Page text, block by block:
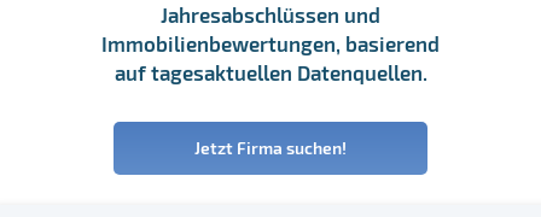
Jahresabschlüssen und
Immobilienbewertungen, basierend
auf tagesaktuellen Datenquellen.
Jetzt Firma suchen!